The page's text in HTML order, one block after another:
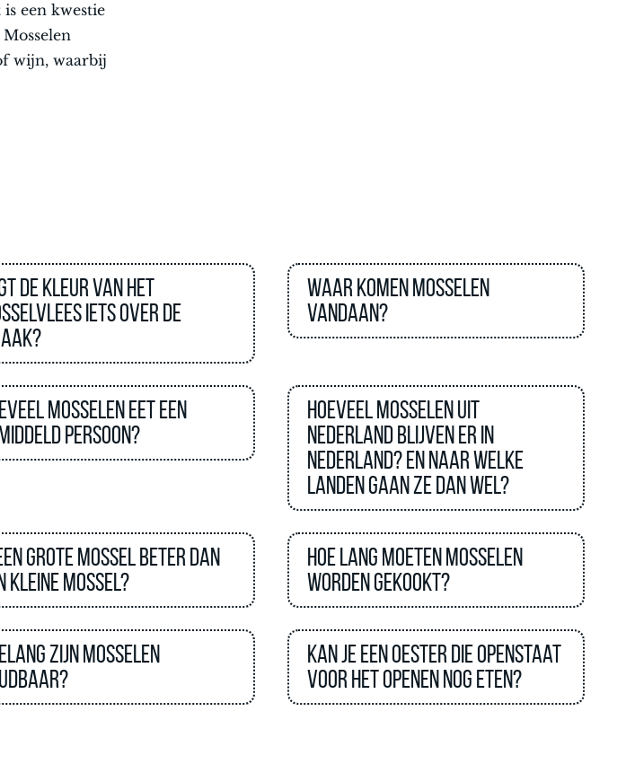
een kwestie
wijn, waarbij
de kleur van het
iets over de
Waar komen mosselen
vandaan?
mosselen eet een
persoon?
Hoeveel mosselen uit
Nederland blijven er in
Nederland? en naar welke
landen gaan ze dan wel?
grote mossel beter dan
kleine mossel?
Hoe lang moeten mosselen
worden gekookt?
zijn mosselen
Kan je een oester die openstaat
voor het openen nog eten?